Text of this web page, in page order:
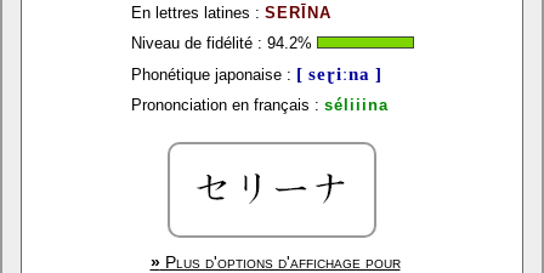
En lettres latines : SERĪNA
Niveau de fidélité : 94.2%
Phonétique japonaise : [ seɽiːna ]
Prononciation en français : séliiina
»Plus d'options d'affichage pour